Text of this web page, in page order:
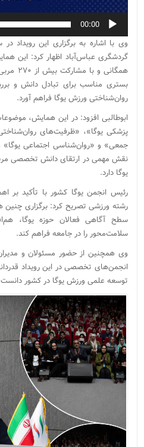
00:00
وی با اشاره به برگزاری این
گردشگری عباس‌آباد اظهار کرد: این
بستری مناسب برای تبادل دانش و
روان‌شناختی ورزش یوگا فراهم آورد.
ابوطالبی افزود: در این همایش،
پزشکی یوگا»، «ظرفیت‌های
جمعی» و «روان‌شناسی اجتماعی
نقش مهمی در ارتقای دانش تخصصی
یوگا دارد.
رئیس انجمن یوگا کشور با تأکید بر
رشته ورزشی تصریح کرد: برگزاری چنین
سطح آگاهی فعالان حوزه یوگا،
سلامت‌محور را در جامعه فراهم کند.
وی همچنین از حضور مسئولان و
انجمن‌های تخصصی در این رویداد
توسعه علمی ورزش یوگا در کشور